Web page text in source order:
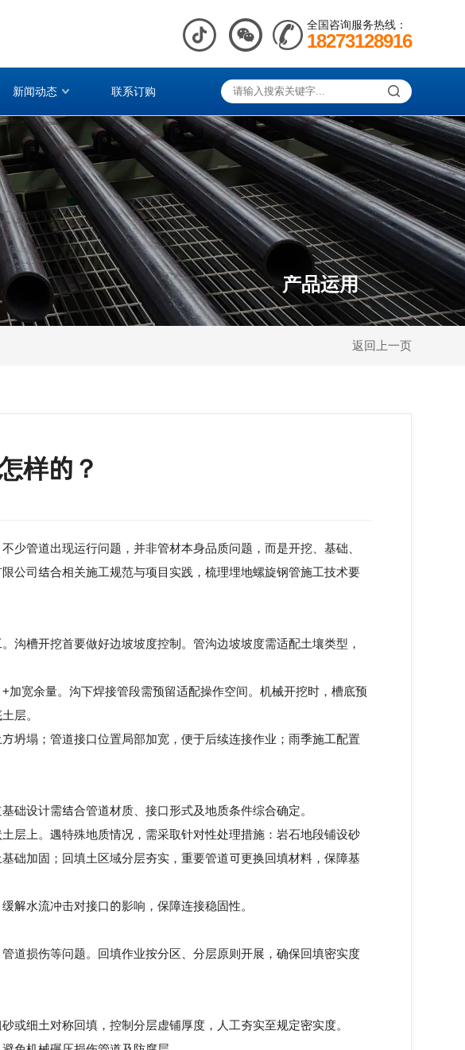
全国咨询服务热线：
18273128916
新闻动态 联系订购
产品运用
返回上一页
样的？
少管道出现运行问题，并非管材本身品质问题，而是开挖、基础、
公司结合相关施工规范与项目实践，梳理埋地螺旋钢管施工技术要
槽开挖首要做好边坡坡度控制。管沟边坡坡度需适配土壤类型，
宽余量。沟下焊接管段需预留适配操作空间。机械开挖时，槽底预
层。
塌；管道接口位置局部加宽，便于后续连接作业；雨季施工配置
设计需结合管道材质、接口形式及地质条件综合确定。
层上。遇特殊地质情况，需采取针对性处理措施：岩石地段铺设砂
础加固；回填土区域分层夯实，重要管道可更换回填材料，保障基
水流冲击对接口的影响，保障连接稳固性。
损伤等问题。回填作业按分区、分层原则开展，确保回填密实度
细土对称回填，控制分层虚铺厚度，人工夯实至规定密实度。